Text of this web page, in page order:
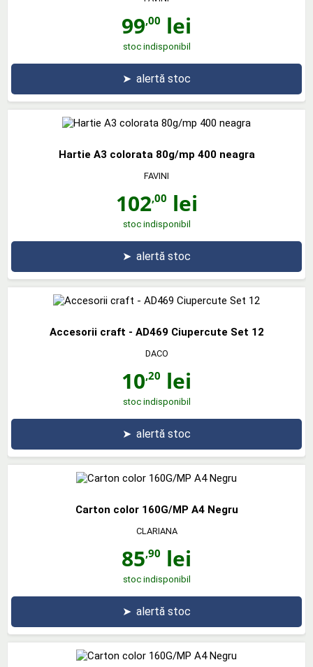
99,00 lei
stoc indisponibil
➤ alertă stoc
Hartie A3 colorata 80g/mp 400 neagra
FAVINI
102,00 lei
stoc indisponibil
➤ alertă stoc
Accesorii craft - AD469 Ciupercute Set 12
DACO
10,20 lei
stoc indisponibil
➤ alertă stoc
Carton color 160G/MP A4 Negru
CLARIANA
85,90 lei
stoc indisponibil
➤ alertă stoc